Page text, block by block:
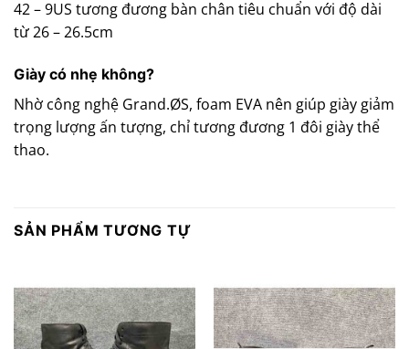
42 – 9US tương đương bàn chân tiêu chuẩn với độ dài
từ 26 – 26.5cm
Giày có nhẹ không?
Nhờ công nghệ Grand.ØS, foam EVA nên giúp giày giảm
trọng lượng ấn tượng, chỉ tương đương 1 đôi giày thể
thao.
SẢN PHẨM TƯƠNG TỰ